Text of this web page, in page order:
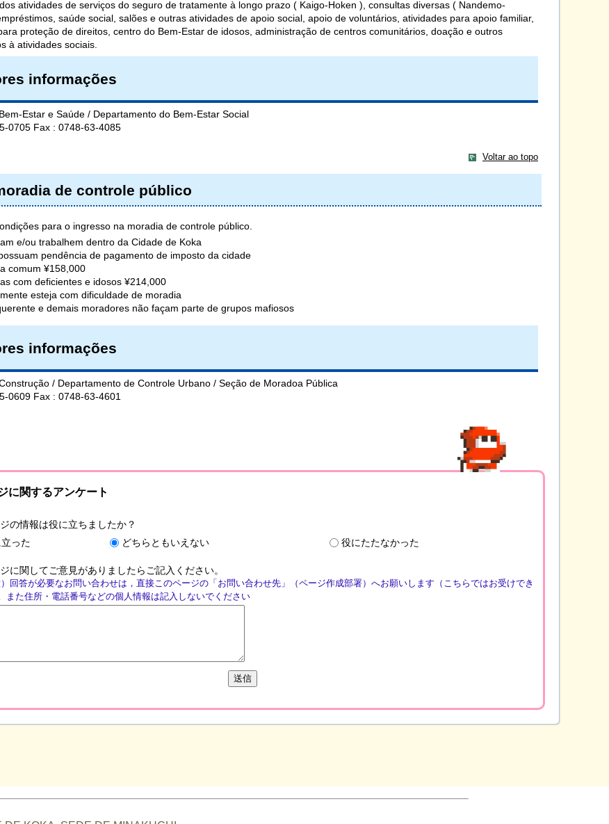
atividades de serviços do seguro de tratamente à longo prazo ( Kaigo-Hoken ), consultas diversas ( Nandemo-
saúde social, salões e outras atividades de apoio social, apoio de voluntários, atividades para apoio familiar,
proteção de direitos, centro do Bem-Estar de idosos, administração de centros comunitários, doação e outros
à atividades sociais.
informações
Estar e Saúde / Departamento do Bem-Estar Social
0705 Fax : 0748-63-4085
Voltar ao topo
de controle público
para o ingresso na moradia de controle público.
e/ou trabalhem dentro da Cidade de Koka
pendência de pagamento de imposto da cidade
comum ¥158,000
com deficientes e idosos ¥214,000
esteja com dificuldade de moradia
e demais moradores não façam parte de grupos mafiosos
informações
/ Departamento de Controle Urbano / Seção de Moradoa Pública
0609 Fax : 0748-63-4601
に関するアンケート
の情報は役に立ちましたか？
った
どちらともいえない 役にたたなかった
に関してご意見がありましたらご記入ください。
）回答が必要なお問い合わせは，直接このページの「お問い合わせ先」（ページ作成部署）へお願いします（こちらではお受けでき
また住所・電話番号などの個人情報は記入しないでください